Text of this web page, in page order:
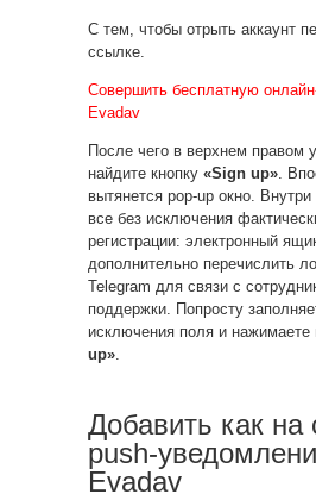
С тем, чтобы отрыть аккаунт
ссылке.
Совершить бесплатную
Evadav
После чего в верхнем правом
найдите кнопку «Sign up».
вытянется pop-up окно.
все без исключения
регистрации: электронный
дополнительно перечислить
Telegram для связи с
поддержки. Попросту
исключения поля и нажимаете
up».
Добавить как на
push-
Evadav